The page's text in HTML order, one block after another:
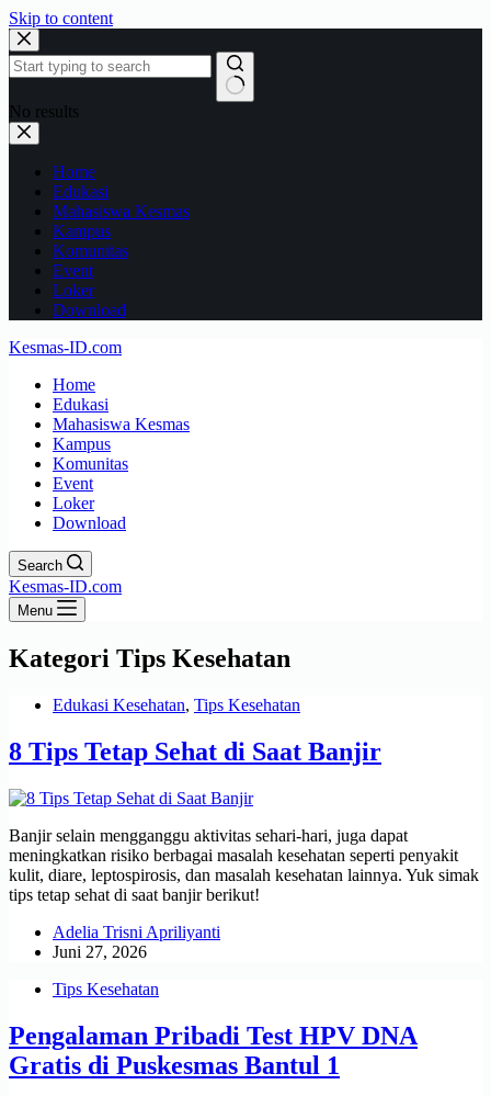
Skip to content
No results
Home
Edukasi
Mahasiswa Kesmas
Kampus
Komunitas
Event
Loker
Download
Kesmas-ID.com
Home
Edukasi
Mahasiswa Kesmas
Kampus
Komunitas
Event
Loker
Download
Search
Kesmas-ID.com
Menu
Kategori Tips Kesehatan
Edukasi Kesehatan, Tips Kesehatan
8 Tips Tetap Sehat di Saat Banjir
Banjir selain mengganggu aktivitas sehari-hari, juga dapat
meningkatkan risiko berbagai masalah kesehatan seperti penyakit
kulit, diare, leptospirosis, dan masalah kesehatan lainnya. Yuk simak
tips tetap sehat di saat banjir berikut!
Adelia Trisni Apriliyanti
Juni 27, 2026
Tips Kesehatan
Pengalaman Pribadi Test HPV DNA
Gratis di Puskesmas Bantul 1